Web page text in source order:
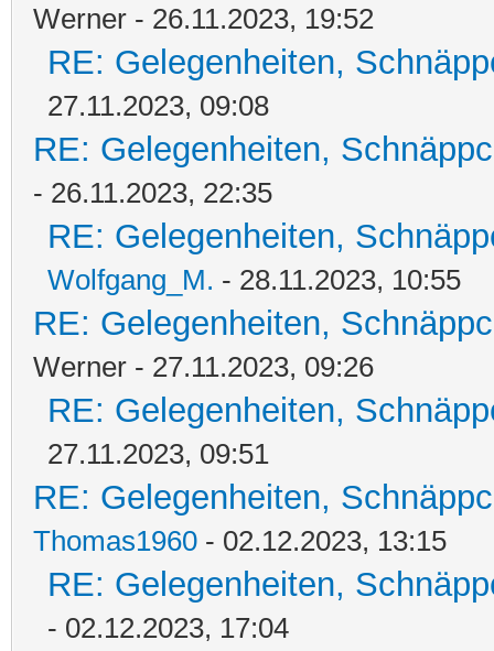
Werner - 26.11.2023, 19:52
RE: Gelegenheiten,
27.11.2023, 09:08
RE: Gelegenheiten,
- 26.11.2023, 22:35
RE: Gelegenheiten,
Wolfgang_M. - 28.11.2023, 10:55
RE: Gelegenheiten,
Werner - 27.11.2023, 09:26
RE: Gelegenheiten,
27.11.2023, 09:51
RE: Gelegenheiten,
Thomas1960 - 02.12.2023, 13:15
RE: Gelegenheiten,
- 02.12.2023, 17:04